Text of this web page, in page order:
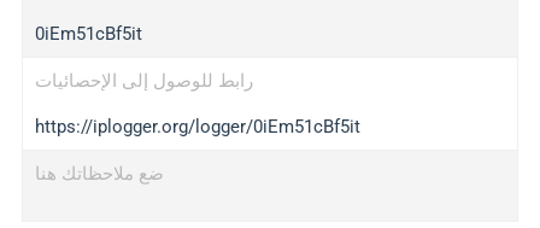
0iEm51cBf5it
رابط للوصول إلى الإحصائيات
https://iplogger.org/logger/0iEm51cBf5it
ضع ملاحظاتك هنا